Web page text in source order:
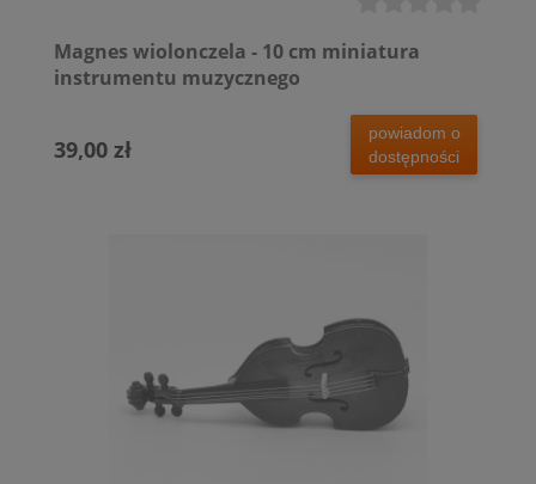
Magnes wiolonczela - 10 cm miniatura
instrumentu muzycznego
39,00 zł
powiadom o
dostępności